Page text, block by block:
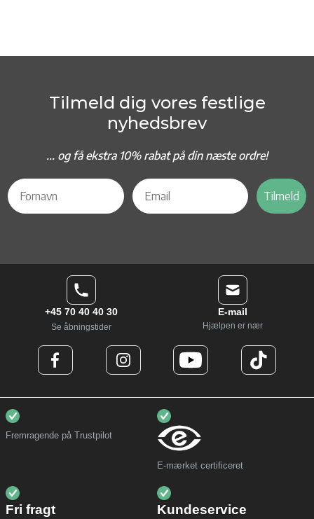
Tilmeld dig vores festlige
nyhedsbrev
... og få ekstra 10% rabat på din næste ordre!
Tilmeld
+45 70 40 40 30
Se åbningstider
E-mail
Hjælpen er nær
Fremragende på Trustpilot
E-mærket certificeret
Fri fragt Kundeservice